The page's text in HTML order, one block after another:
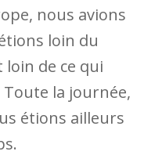
nous avions
loin du
loin de ce qui
Toute la journée,
étions ailleurs